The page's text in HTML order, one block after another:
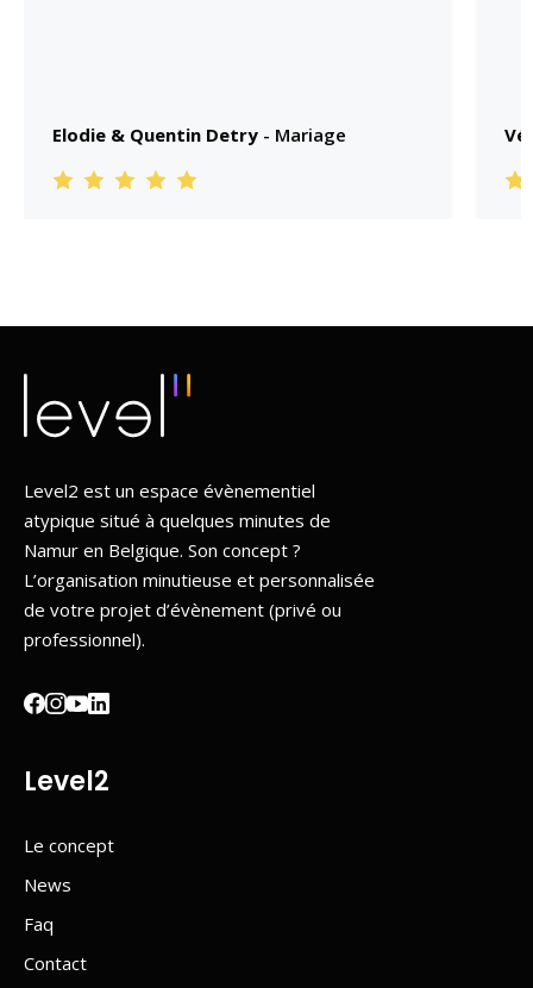
Elodie & Quentin Detry - Mariage
Level2 est un espace évènementiel
atypique situé à quelques minutes de
Namur en Belgique. Son concept ?
L’organisation minutieuse et personnalisée
de votre projet d’évènement (privé ou
professionnel).
Level2
Le concept
News
Faq
Contact